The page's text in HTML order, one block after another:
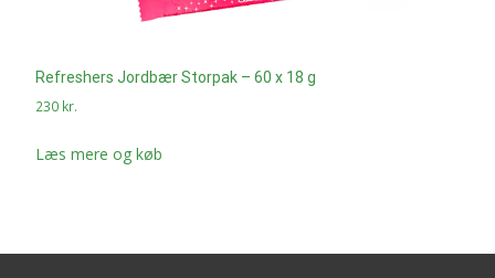
Refreshers Jordbær Storpak – 60 x 18 g
230 kr.
Læs mere og køb